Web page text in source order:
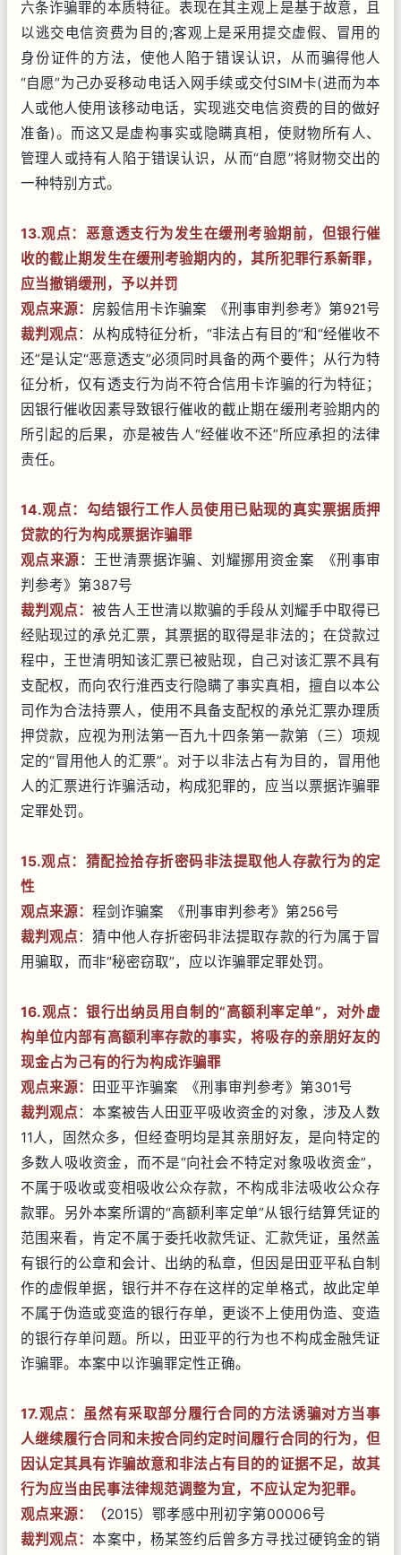
六条诈骗罪的本质特征。表现在其主观上是基于故意，且
以逃交电信资费为目的;客观上是采用提交虚假、冒用的
身份证件的方法，使他人陷于错误认识，从而骗得他人
“自愿”为己办妥移动电话入网手续或交付SIM卡(进而为本
人或他人使用该移动电话，实现逃交电信资费的目的做好
准备)。而这又是虚构事实或隐瞒真相，使财物所有人、
管理人或持有人陷于错误认识，从而“自愿”将财物交出的
一种特别方式。
13.观点：恶意透支行为发生在缓刑考验期前，但银行催
收的截止期发生在缓刑考验期内的，其所犯罪行系新罪，
应当撤销缓刑，予以并罚
观点来源： 房毅信用卡诈骗案 《刑事审判参考》第921号
裁判观点：从构成特征分析，“非法占有目的”和“经催收不
还”是认定“恶意透支”必须同时具备的两个要件；从行为特
征分析，仅有透支行为尚不符合信用卡诈骗的行为特征；
因银行催收因素导致银行催收的截止期在缓刑考验期内的
所引起的后果，亦是被告人“经催收不还”所应承担的法律
责任。
14.观点：勾结银行工作人员使用已贴现的真实票据质押
贷款的行为构成票据诈骗罪
观点来源：王世清票据诈骗、刘耀挪用资金案 《刑事审
判参考》第387号
裁判观点：被告人王世清以欺骗的手段从刘耀手中取得已
经贴现过的承兑汇票，其票据的取得是非法的；在贷款过
程中，王世清明知该汇票已被贴现，自己对该汇票不具有
支配权，而向农行淮西支行隐瞒了事实真相，擅自以本公
司作为合法持票人，使用不具备支配权的承兑汇票办理质
押贷款，应视为刑法第一百九十四条第一款第（三）项规
定的“冒用他人的汇票”。对于以非法占有为目的，冒用他
人的汇票进行诈骗活动，构成犯罪的，应当以票据诈骗罪
定罪处罚。
15.观点：猜配捡拾存折密码非法提取他人存款行为的定
性
观点来源： 程剑诈骗案 《刑事审判参考》第256号
裁判观点：猜中他人存折密码非法提取存款的行为属于冒
用骗取，而非“秘密窃取”，应以诈骗罪定罪处罚。
16.观点：银行出纳员用自制的“高额利率定单”，对外虚
构单位内部有高额利率存款的事实，将吸存的亲朋好友的
现金占为己有的行为构成诈骗罪
观点来源：
田亚平诈骗案 《刑事审判参考》第301号
裁判观点：本案被告人田亚平吸收资金的对象，涉及人数
11人，固然众多，但经查明均是其亲朋好友，是向特定的
多数人吸收资金，而不是“向社会不特定对象吸收资金”，
不属于吸收或变相吸收公众存款，不构成非法吸收公众存
款罪。另外本案所谓的“高额利率定单”从银行结算凭证的
范围来看，肯定不属于委托收款凭证、汇款凭证，虽然盖
有银行的公章和会计、出纳的私章，但因是田亚平私自制
作的虚假单据，银行并不存在这样的定单格式，故此定单
不属于伪造或变造的银行存单，更谈不上使用伪造、变造
的银行存单问题。所以，田亚平的行为也不构成金融凭证
诈骗罪。本案中以诈骗罪定性正确。
17.观点：虽然有采取部分履行合同的方法诱骗对方当事
人继续履行合同和未按合同约定时间履行合同的行为，但
因认定其具有诈骗故意和非法占有目的的证据不足，故其
行为应当由民事法律规范调整为宜，不应认定为犯罪。
观点来源：（2015）鄂孝感中刑初字第00006号
裁判观点：本案中，杨某签约后曾多方寻找过硬钨金的销